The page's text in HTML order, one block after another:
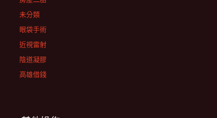
未分類
眼袋手術
近視雷射
陰道凝膠
高雄借錢